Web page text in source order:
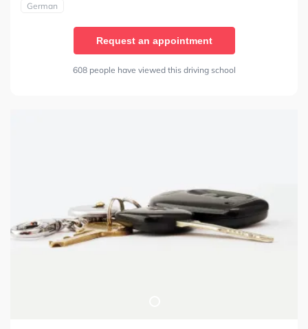
German
Request an appointment
608 people have viewed this driving school